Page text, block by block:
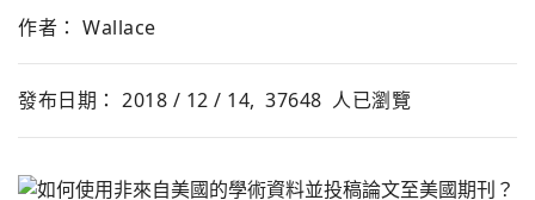
作者： Wallace
發布日期： 2018 / 12 / 14, 37648 人已瀏覽